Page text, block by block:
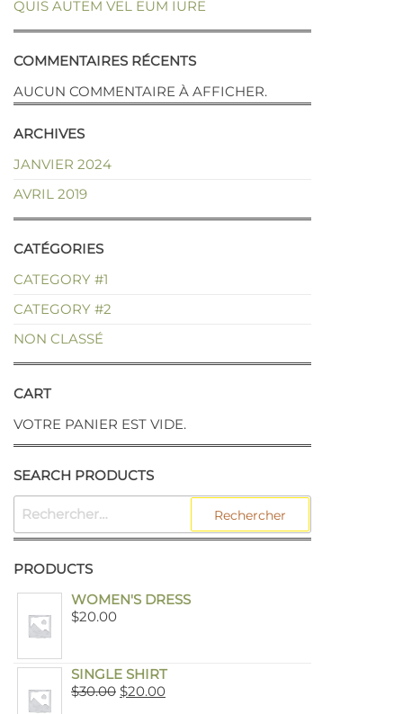
QUIS AUTEM VEL EUM IURE
COMMENTAIRES RÉCENTS
AUCUN COMMENTAIRE À AFFICHER.
ARCHIVES
JANVIER 2024
AVRIL 2019
CATÉGORIES
CATEGORY #1
CATEGORY #2
NON CLASSÉ
CART
VOTRE PANIER EST VIDE.
SEARCH PRODUCTS
PRODUCTS
WOMEN'S DRESS
$20.00
SINGLE SHIRT
$30.00 $20.00